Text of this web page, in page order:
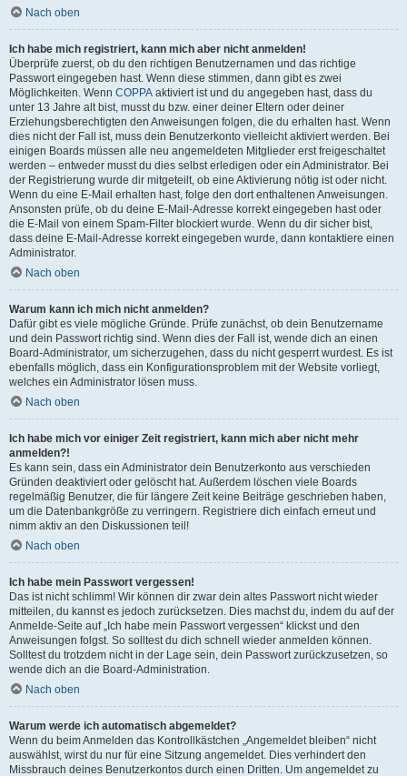
Nach oben
Ich habe mich registriert, kann mich aber nicht anmelden!
Überprüfe zuerst, ob du den richtigen Benutzernamen und das richtige
Passwort eingegeben hast. Wenn diese stimmen, dann gibt es zwei
Möglichkeiten. Wenn COPPA aktiviert ist und du angegeben hast, dass du
unter 13 Jahre alt bist, musst du bzw. einer deiner Eltern oder deiner
Erziehungsberechtigten den Anweisungen folgen, die du erhalten hast. Wenn
dies nicht der Fall ist, muss dein Benutzerkonto vielleicht aktiviert werden. Bei
einigen Boards müssen alle neu angemeldeten Mitglieder erst freigeschaltet
werden – entweder musst du dies selbst erledigen oder ein Administrator. Bei
der Registrierung wurde dir mitgeteilt, ob eine Aktivierung nötig ist oder nicht.
Wenn du eine E-Mail erhalten hast, folge den dort enthaltenen Anweisungen.
Ansonsten prüfe, ob du deine E-Mail-Adresse korrekt eingegeben hast oder
die E-Mail von einem Spam-Filter blockiert wurde. Wenn du dir sicher bist,
dass deine E-Mail-Adresse korrekt eingegeben wurde, dann kontaktiere einen
Administrator.
Nach oben
Warum kann ich mich nicht anmelden?
Dafür gibt es viele mögliche Gründe. Prüfe zunächst, ob dein Benutzername
und dein Passwort richtig sind. Wenn dies der Fall ist, wende dich an einen
Board-Administrator, um sicherzugehen, dass du nicht gesperrt wurdest. Es ist
ebenfalls möglich, dass ein Konfigurationsproblem mit der Website vorliegt,
welches ein Administrator lösen muss.
Nach oben
Ich habe mich vor einiger Zeit registriert, kann mich aber nicht mehr
anmelden?!
Es kann sein, dass ein Administrator dein Benutzerkonto aus verschieden
Gründen deaktiviert oder gelöscht hat. Außerdem löschen viele Boards
regelmäßig Benutzer, die für längere Zeit keine Beiträge geschrieben haben,
um die Datenbankgröße zu verringern. Registriere dich einfach erneut und
nimm aktiv an den Diskussionen teil!
Nach oben
Ich habe mein Passwort vergessen!
Das ist nicht schlimm! Wir können dir zwar dein altes Passwort nicht wieder
mitteilen, du kannst es jedoch zurücksetzen. Dies machst du, indem du auf der
Anmelde-Seite auf „Ich habe mein Passwort vergessen“ klickst und den
Anweisungen folgst. So solltest du dich schnell wieder anmelden können.
Solltest du trotzdem nicht in der Lage sein, dein Passwort zurückzusetzen, so
wende dich an die Board-Administration.
Nach oben
Warum werde ich automatisch abgemeldet?
Wenn du beim Anmelden das Kontrollkästchen „Angemeldet bleiben“ nicht
auswählst, wirst du nur für eine Sitzung angemeldet. Dies verhindert den
Missbrauch deines Benutzerkontos durch einen Dritten. Um angemeldet zu